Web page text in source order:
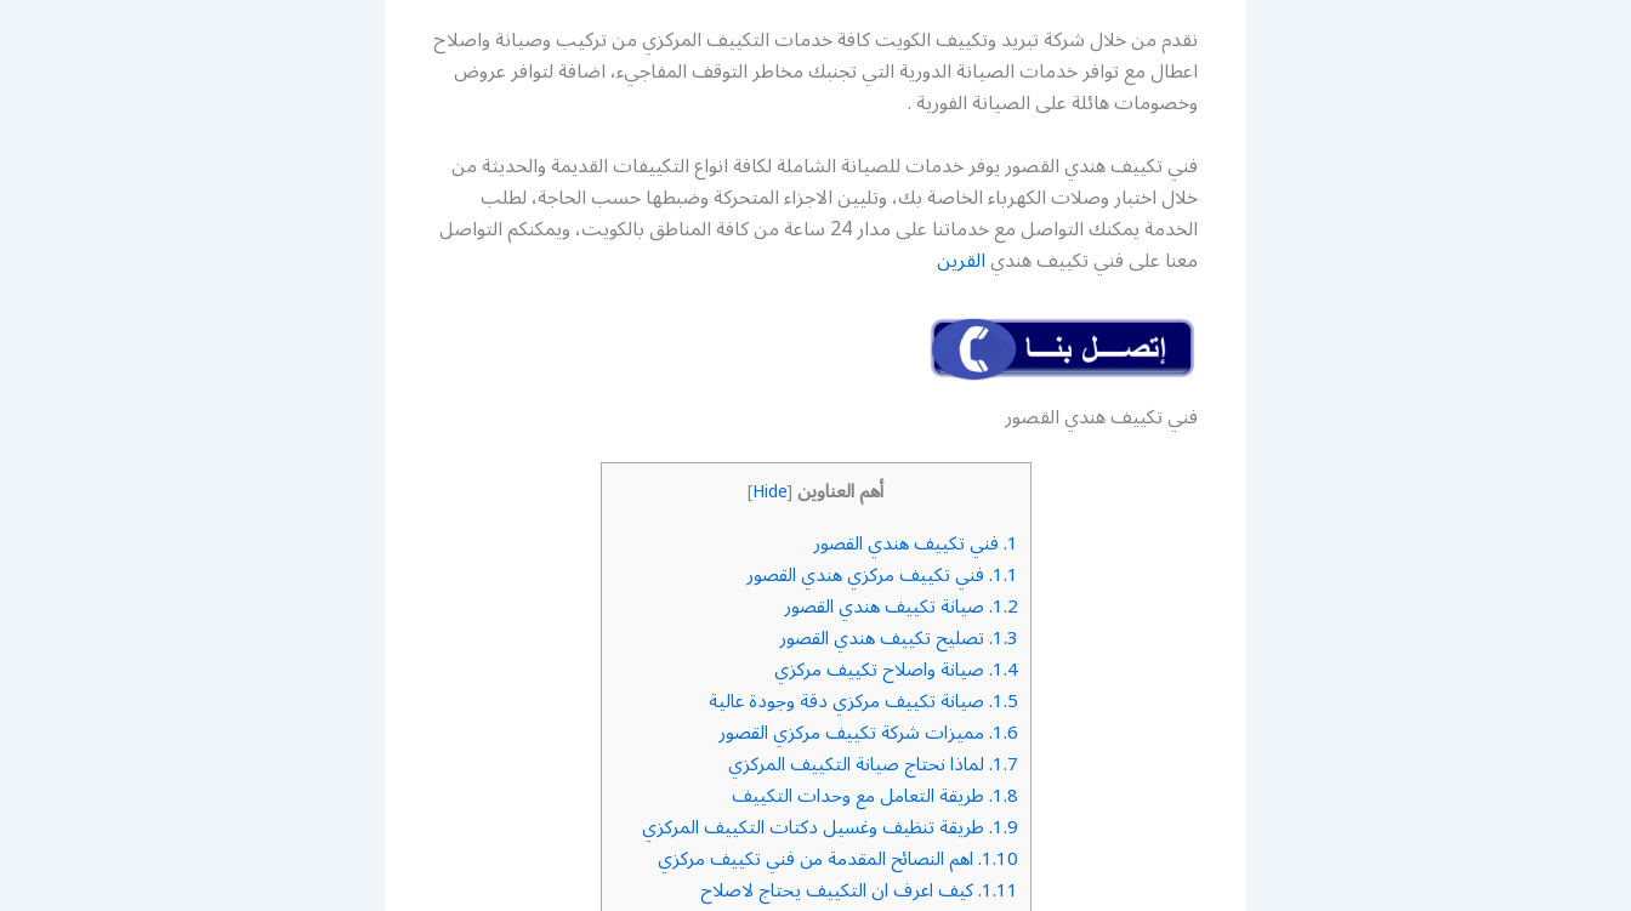
نقدم من خلال شركة تبريد وتكييف الكويت كافة خدمات التكييف المركزي من تركيب وصيانة واصلاح
اعطال مع توافر خدمات الصيانة الدورية التي تجنبك مخاطر التوقف المفاجيء، اضافة لتوافر عروض
وخصومات هائلة على الصيانة الفورية .
فني تكييف هندي القصور يوفر خدمات للصيانة الشاملة لكافة انواع التكييفات القديمة والحديثة من
خلال اختبار وصلات الكهرباء الخاصة بك، وتليين الاجزاء المتحركة وضبطها حسب الحاجة، لطلب
الخدمة يمكنك التواصل مع خدماتنا على مدار 24 ساعة من كافة المناطق بالكويت، ويمكنكم التواصل
معنا على فني تكييف هنديالقرين
فني تكييف هندي القصور
أهم العناوين [
Hide
]
1. فني تكييف هندي القصور
1.1. فني تكييف مركزي هندي القصور
1.2. صيانة تكييف هندي القصور
1.3. تصليح تكييف هندي القصور
1.4. صيانة واصلاح تكييف مركزي
1.5. صيانة تكييف مركزي دقة وجودة عالية
1.6. مميزات شركة تكييف مركزي القصور
1.7. لماذا نحتاج صيانة التكييف المركزي
1.8. طريقة التعامل مع وحدات التكييف
1.9. طريقة تنظيف وغسيل دكتات التكييف المركزي
1.10. اهم النصائح المقدمة من فني تكييف مركزي
1.11. كيف اعرف ان التكييف يحتاج لاصلاح